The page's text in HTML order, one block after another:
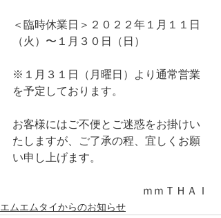
＜臨時休業日＞２０２２年１月１１日
（火）〜１月３０日（日）
※１月３１日（月曜日）より通常営業
を予定しております。
お客様にはご不便とご迷惑をお掛けい
たしますが、ご了承の程、宜しくお願
い申し上げます。
ｍｍＴＨＡＩ
エムエムタイからのお知らせ